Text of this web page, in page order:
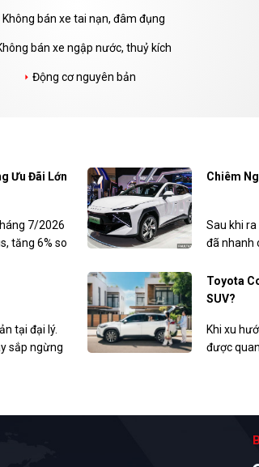
Không bán xe tai nạn, đâm đụng
bán xe ngập nước, thuỷ kích
arrow_right Động cơ nguyên bản
Ưu Đãi Lớn
7/2026
tăng 6% so
Chiêm
Sau khi
đã nhanh
tại đại lý.
sắp ngừng
Toyota
SUV?
Khi xu
được
rộng